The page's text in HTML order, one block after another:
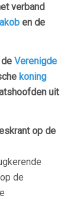
verband
en de
Verenigde
koning
uit
op de
de